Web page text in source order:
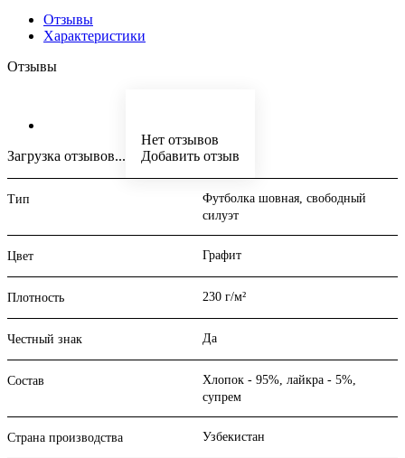
Отзывы
Характеристики
Отзывы
Загрузка отзывов...
Нет отзывов
Добавить отзыв
Тип
Футболка шовная, свободный
силуэт
Цвет Графит
Плотность 230 г/м²
Честный знак Да
Состав
Хлопок - 95%, лайкра - 5%,
супрем
Страна производства Узбекистан